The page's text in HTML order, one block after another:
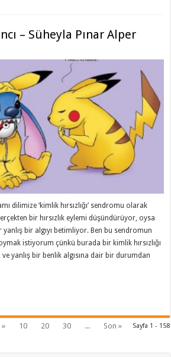
– Süheyla Pınar Alper
dilimize ‘kimlik hırsızlığı’ sendromu olarak
bir hırsızlık eylemi düşündürüyor, oysa
bir algıyı betimliyor. Ben bu sendromun
koymak istiyorum çünkü burada bir kimlik hırsızlığı
yanlış bir benlik algısına dair bir durumdan
Sayfa 1 - 158
» 10 20 30 ... Son »